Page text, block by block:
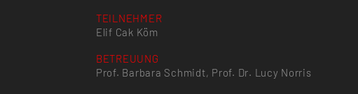
TEILNEHMER
Elif Cak Köm
BETREUUNG
Prof. Barbara Schmidt, Prof. Dr. Lucy Norris